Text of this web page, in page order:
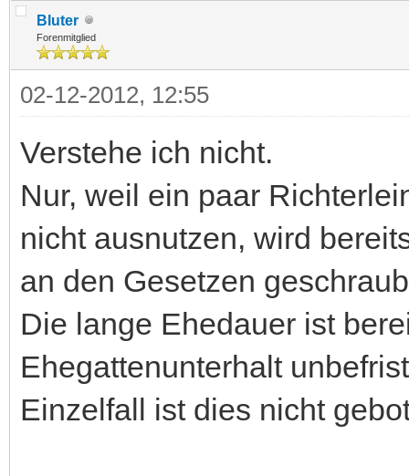
Bluter
Forenmitglied
02-12-2012, 12:55
Verstehe ich nicht.
Nur, weil ein paar
nicht ausnutzen, wird
an den Gesetzen
Die lange Ehedauer ist
Ehegattenunterhalt
Einzelfall ist dies nicht